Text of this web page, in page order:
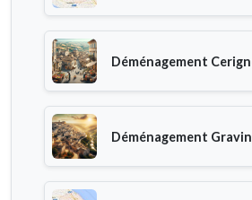
Déménagement
Déménagement